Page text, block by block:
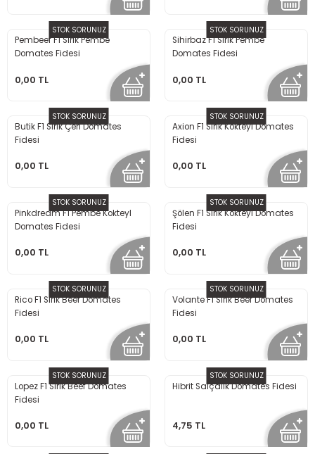
STOK SORUNUZ
Pembeef F1 Sırık Pembe
Domates Fidesi
0,00 TL
STOK SORUNUZ
Sihirbaz F1 Sırık Pembe
Domates Fidesi
0,00 TL
STOK SORUNUZ
Butik F1 Sırık Çeri Domates
Fidesi
0,00 TL
STOK SORUNUZ
Axion F1 Sırık Kokteyl Domates
Fidesi
0,00 TL
STOK SORUNUZ
Pinkdream F1 Pembe Kokteyl
Domates Fidesi
0,00 TL
STOK SORUNUZ
Şölen F1 Sırık Kokteyl Domates
Fidesi
0,00 TL
STOK SORUNUZ
Rico F1 Sırık Beef Domates
Fidesi
0,00 TL
STOK SORUNUZ
Volante F1 Sırık Beef Domates
Fidesi
0,00 TL
STOK SORUNUZ
Lopez F1 Sırık Beef Domates
Fidesi
0,00 TL
STOK SORUNUZ
Hibrit Salçalık Domates Fidesi
4,75 TL